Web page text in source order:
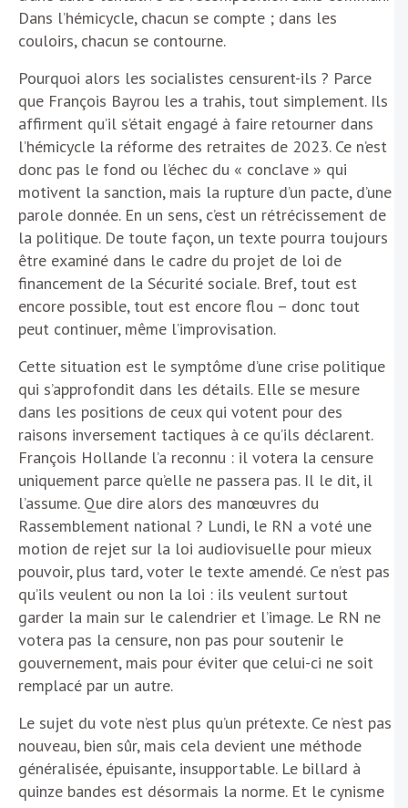
Dans l’hémicycle, chacun se compte ; dans les
couloirs, chacun se contourne.
Pourquoi alors les socialistes censurent-ils ? Parce
que François Bayrou les a trahis, tout simplement. Ils
affirment qu’il s’était engagé à faire retourner dans
l’hémicycle la réforme des retraites de 2023. Ce n’est
donc pas le fond ou l’échec du « conclave » qui
motivent la sanction, mais la rupture d’un pacte, d’une
parole donnée. En un sens, c’est un rétrécissement de
la politique. De toute façon, un texte pourra toujours
être examiné dans le cadre du projet de loi de
financement de la Sécurité sociale. Bref, tout est
encore possible, tout est encore flou – donc tout
peut continuer, même l’improvisation.
Cette situation est le symptôme d’une crise politique
qui s’approfondit dans les détails. Elle se mesure
dans les positions de ceux qui votent pour des
raisons inversement tactiques à ce qu’ils déclarent.
François Hollande l’a reconnu : il votera la censure
uniquement parce qu’elle ne passera pas. Il le dit, il
l’assume. Que dire alors des manœuvres du
Rassemblement national ? Lundi, le RN a voté une
motion de rejet sur la loi audiovisuelle pour mieux
pouvoir, plus tard, voter le texte amendé. Ce n’est pas
qu’ils veulent ou non la loi : ils veulent surtout
garder la main sur le calendrier et l’image. Le RN ne
votera pas la censure, non pas pour soutenir le
gouvernement, mais pour éviter que celui-ci ne soit
remplacé par un autre.
Le sujet du vote n’est plus qu’un prétexte. Ce n’est pas
nouveau, bien sûr, mais cela devient une méthode
généralisée, épuisante, insupportable. Le billard à
quinze bandes est désormais la norme. Et le cynisme